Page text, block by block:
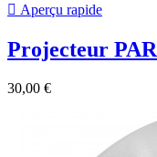
 Aperçu rapide
Projecteur
30,00 €